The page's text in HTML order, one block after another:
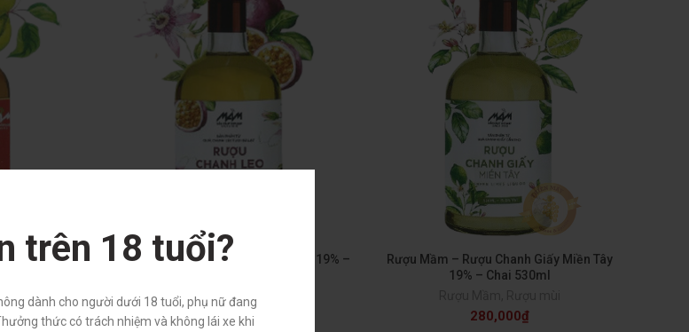
trên 18 tuổi?
dành cho người dưới 18 tuổi, phụ nữ đang
thức có trách nhiệm và không lái xe khi
19% –
Rượu Mầm – Rượu Chanh Leo Đà Lạt 19% –
Rượu Mầm ,Rượu mùi
260,000₫
Rượu Mầm – Rượu Chanh Giấy Miền Tây
19% – Chai 530ml
280,000₫